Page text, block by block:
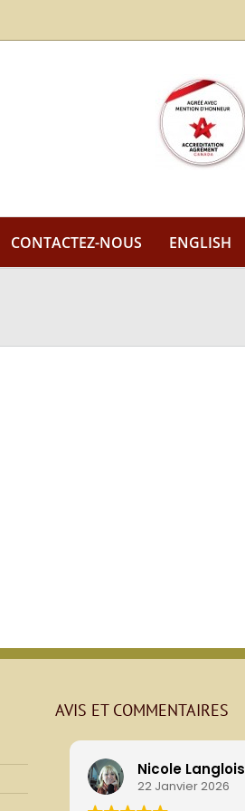
CONTACTEZ-NOUS ENGLISH
AVIS ET COMMENTAIRES
Nicole Langlois
22 Janvier 2026